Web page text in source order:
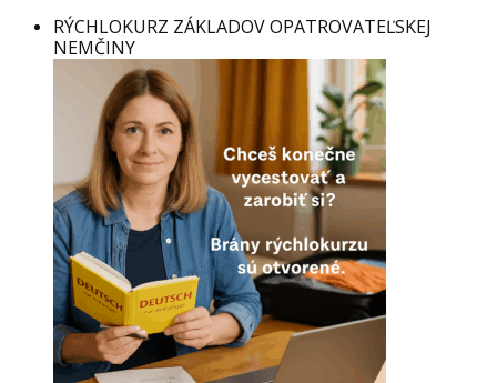
RÝCHLOKURZ ZÁKLADOV OPATROVATEĽSKEJ
NEMČINY